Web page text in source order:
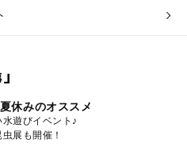
休みのオススメ
遊びイベント♪
展も開催！